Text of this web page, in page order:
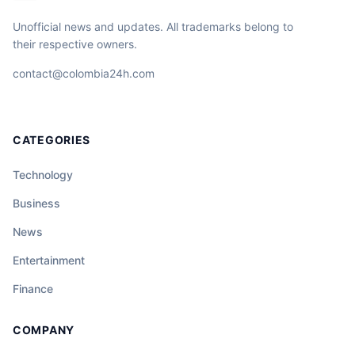
Unofficial news and updates. All trademarks belong to
their respective owners.
contact@colombia24h.com
CATEGORIES
Technology
Business
News
Entertainment
Finance
COMPANY